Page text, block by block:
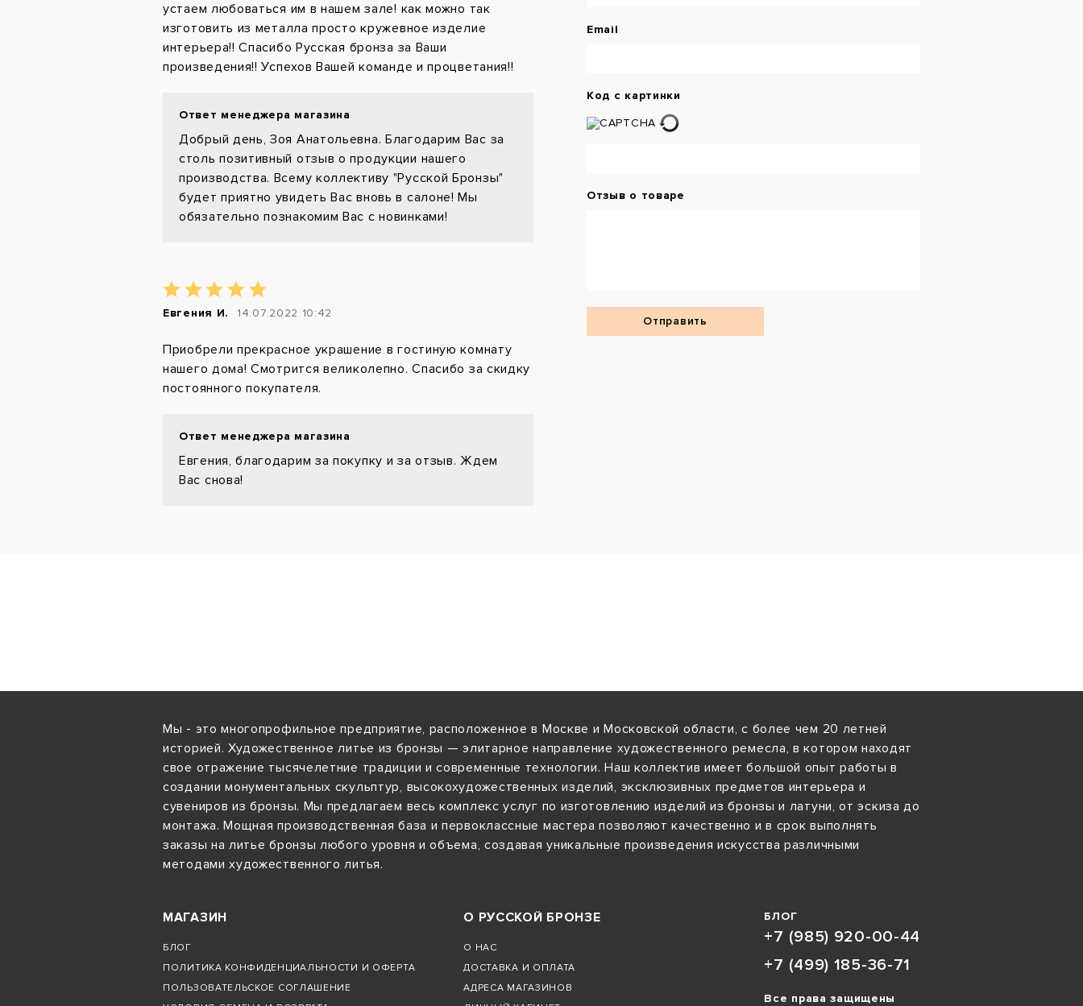
устаем любоваться им в нашем зале! как можно так
изготовить из металла просто кружевное изделие
интерьера!! Спасибо Русская бронза за Ваши
произведения!! Успехов Вашей команде и процветания!!
Ответ менеджера магазина
Добрый день, Зоя Анатольевна. Благодарим Вас за
столь позитивный отзыв о продукции нашего
производства. Всему коллективу "Русской Бронзы"
будет приятно увидеть Вас вновь в салоне! Мы
обязательно познакомим Вас с новинками!
Евгения И. 14.07.2022 10:42
Приобрели прекрасное украшение в гостиную комнату
нашего дома! Смотрится великолепно. Спасибо за скидку
постоянного покупателя.
Ответ менеджера магазина
Евгения, благодарим за покупку и за отзыв. Ждем
Вас снова!
Email
Код с картинки
Отзыв о товаре
Мы - это многопрофильное предприятие, расположенное в Москве и Московской области, с более чем 20 летней
историей. Художественное литье из бронзы — элитарное направление художественного ремесла, в котором находят
свое отражение тысячелетние традиции и современные технологии. Наш коллектив имеет большой опыт работы в
создании монументальных скульптур, высокохудожественных изделий, эксклюзивных предметов интерьера и
сувениров из бронзы. Мы предлагаем весь комплекс услуг по изготовлению изделий из бронзы и латуни, от эскиза до
монтажа. Мощная производственная база и первоклассные мастера позволяют качественно и в срок выполнять
заказы на литье бронзы любого уровня и объема, создавая уникальные произведения искусства различными
методами художественного литья.
МАГАЗИН
БЛОГ
ПОЛИТИКА КОНФИДЕНЦИАЛЬНОСТИ И ОФЕРТА
ПОЛЬЗОВАТЕЛЬСКОЕ СОГЛАШЕНИЕ
О РУССКОЙ БРОНЗЕ
О НАС
ДОСТАВКА И ОПЛАТА
АДРЕСА МАГАЗИНОВ
БЛОГ
+7 (985) 920-00-44
+7 (499) 185-36-71
Все права защищены